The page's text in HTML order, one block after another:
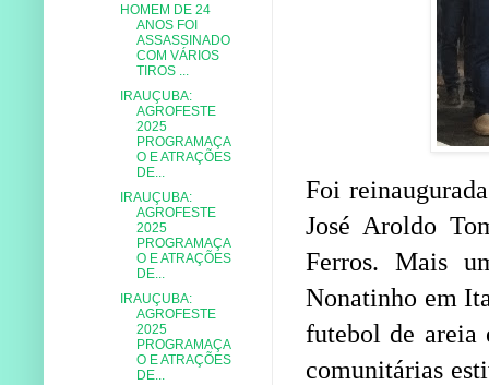
Foi
José Aroldo
Ferros. Mais
Nonatinho em
futebol de areia
comunitárias
HOMEM DE 24
ANOS FOI
ASSASSINADO
COM VÁRIOS
TIROS ...
IRAUÇUBA:
AGROFESTE
2025
PROGRAMAÇA
O E ATRAÇÕES
DE...
IRAUÇUBA:
AGROFESTE
2025
PROGRAMAÇA
O E ATRAÇÕES
DE...
IRAUÇUBA:
AGROFESTE
2025
PROGRAMAÇA
O E ATRAÇÕES
DE...